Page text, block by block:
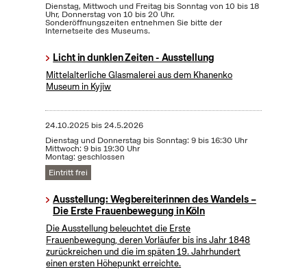
Dienstag, Mittwoch und Freitag bis Sonntag von 10 bis 18
Uhr, Donnerstag von 10 bis 20 Uhr.
Sonderöffnungszeiten entnehmen Sie bitte der
Internetseite des Museums.
Licht in dunklen Zeiten - Ausstellung
Mittelalterliche Glasmalerei aus dem Khanenko
Museum in Kyjiw
24.10.2025bis24.5.2026
Dienstag und Donnerstag bis Sonntag: 9 bis 16:30 Uhr
Mittwoch: 9 bis 19:30 Uhr
Montag: geschlossen
Eintritt frei
Ausstellung: Wegbereiterinnen des Wandels –
Die Erste Frauenbewegung in Köln
Die Ausstellung beleuchtet die Erste
Frauenbewegung, deren Vorläufer bis ins Jahr 1848
zurückreichen und die im späten 19. Jahrhundert
einen ersten Höhepunkt erreichte.